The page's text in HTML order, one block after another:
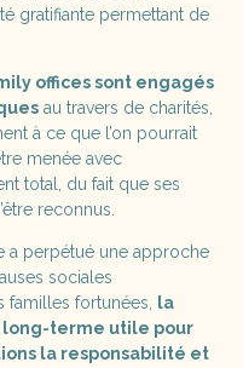
gratifiante permettant de
offices sont engagés
au travers de charités,
à ce que l’on pourrait
menée avec
total, du fait que ses
reconnus.
a perpétué une approche
sociales
fortunées,
la
long-terme utile pour
la responsabilité et